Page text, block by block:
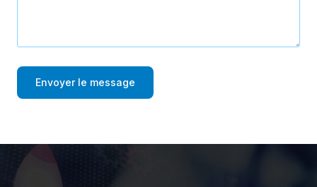
Envoyer le message